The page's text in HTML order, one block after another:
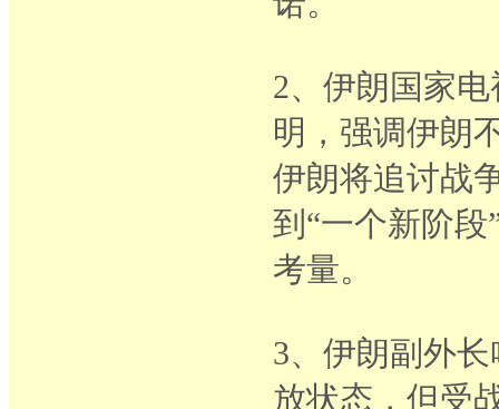
2、伊朗国家
明，强调伊朗
伊朗将追讨战
到“一个新阶
考量。
3、伊朗副外
放状态，但受